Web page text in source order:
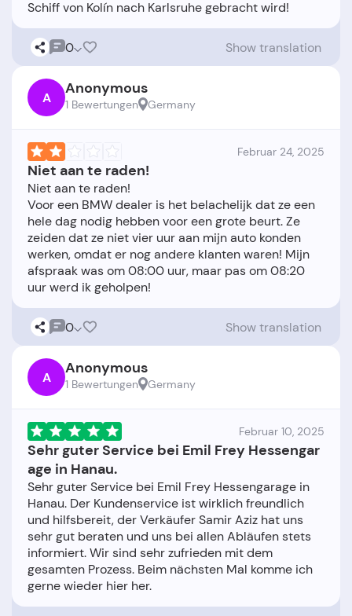
0 Show translation
A Anonymous
1 Bewertungen Germany
Februar 24, 2025
Niet aan te raden!
Niet aan te raden!
Voor een BMW dealer is het belachelijk dat ze een
hele dag nodig hebben voor een grote beurt. Ze
zeiden dat ze niet vier uur aan mijn auto konden
werken, omdat er nog andere klanten waren! Mijn
afspraak was om 08:00 uur, maar pas om 08:20
0 Show translation
A Anonymous
1 Bewertungen Germany
Februar 10, 2025
Sehr guter Service bei Emil Frey Hessengar
age in Hanau.
Sehr guter Service bei Emil Frey Hessengarage in
Hanau. Der Kundenservice ist wirklich freundlich
und hilfsbereit, der Verkäufer Samir Aziz hat uns
sehr gut beraten und uns bei allen Abläufen stets
informiert. Wir sind sehr zufrieden mit dem
gesamten Prozess. Beim nächsten Mal komme ich